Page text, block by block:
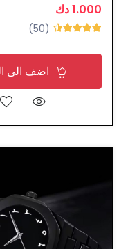
1.000 دك
(50)
اضف الى